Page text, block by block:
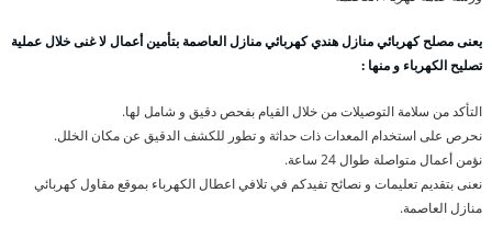
يعنى مصلح كهربائي منازل هندي كهربائي منازل العاصمة بتأمين أعمال لا غنى خلال عملية
تصليح الكهرباء و منها :
التأكد من سلامة التوصيلات من خلال القيام بفحص دقيق و شامل لها.
نحرص على استخدام المعدات ذات حداثة و تطور للكشف الدقيق عن مكان الخلل.
نؤمن أعمال متواصلة طوال 24 ساعة.
نعنى بتقديم تعليمات و نصائح تفيدكم في تلافي اعطال الكهرباء بموقع مقاول كهربائي
منازل العاصمة.